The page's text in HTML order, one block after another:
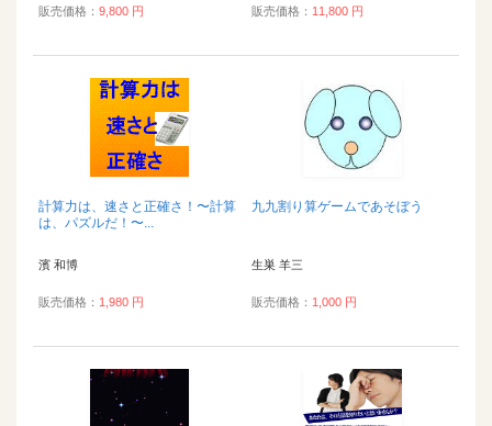
販売価格： 9,800 円 販売価格： 11,800 円
計算力は、速さと正確さ！〜計算
は、パズルだ！〜...
濱 和博
販売価格： 1,980 円
九九割り算ゲームであそぼう
生巣 羊三
販売価格： 1,000 円